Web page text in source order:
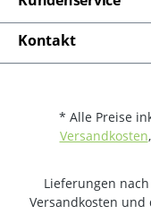
Kontakt
* Alle Preise
Versandkosten
Lieferungen
Versandkosten